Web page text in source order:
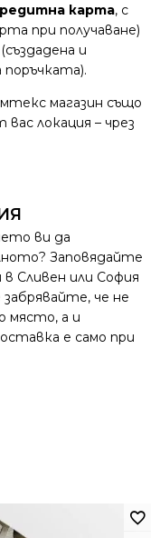
карта, с
при получаване)
(създадена и
магазин също
локация – чрез
ви да
Заповядайте
Сливен или София
забрявайте, че не
място, а и
е само при